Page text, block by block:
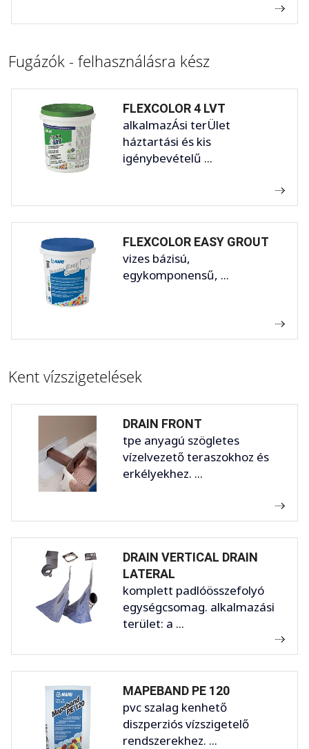
Fugázók - felhasználásra kész
FLEXCOLOR 4 LVT
alkalmazÁsi terÜlet
háztartási és kis
igénybevételű ...
FLEXCOLOR EASY GROUT
vizes bázisú,
egykomponensű, ...
Kent vízszigetelések
DRAIN FRONT
tpe anyagú szögletes
vízelvezető teraszokhoz és
erkélyekhez. ...
DRAIN VERTICAL DRAIN
LATERAL
komplett padlóösszefolyó
egységcsomag. alkalmazási
terület: a ...
MAPEBAND PE 120
pvc szalag kenhető
diszperziós vízszigetelő
rendszerekhez. ...